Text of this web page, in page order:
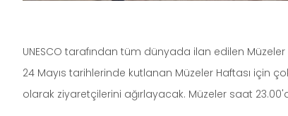
UNESCO tarafından tüm dünyada ilan edilen
24 Mayıs tarihlerinde kutlanan Müzeler Haftası için
olarak ziyaretçilerini ağırlayacak. Müzeler saat